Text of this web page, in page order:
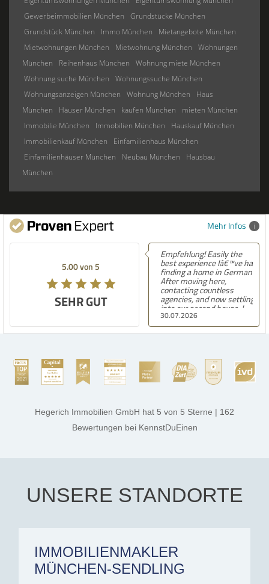
Gewerbeimmobilien München
Grundstücke München
Grundstück München
Immo München
Mietangebote München
Mietwohnungen München
Mietwohnung München
Wohnungen
München
Reihenhaus München
Wohnung miete München
Wohnung suche München
Wohnungssuche München
Wohnungsanzeigen München
Wohnung München
Haus
München
Häuser München kaufen München
mieten München
Immobilie München
Immobilien München
Hauskauf München
Immobilienkauf München
Einfamilienhaus München
Einfamilienhäuser München
Neubau München
Hausbau
München
Mehr Infos
5.00 von 5
SEHR GUT
30.07.2026
Empfehlung! Easily the
best experience Iâ€™ve had
finding a home in Germany.
After moving here,
contacting countless
agencies, and now settling
into our second house, I
know firsthand how
challenging and
overwhelming the German
stands out far above the
rest. They made the entire
process smooth,
thanks, and a huge part of
the credit goes to Amelie
Jamrowâ€”she was
exceptionally professional,
Hegerich Immobilien to
anyone looking for a home.
Hegerich Immobilien GmbH hat 5 von 5 Sterne | 162
Bewertungen bei KennstDuEinen
UNSERE STANDORTE
IMMOBILIENMAKLER
MÜNCHEN-SENDLING